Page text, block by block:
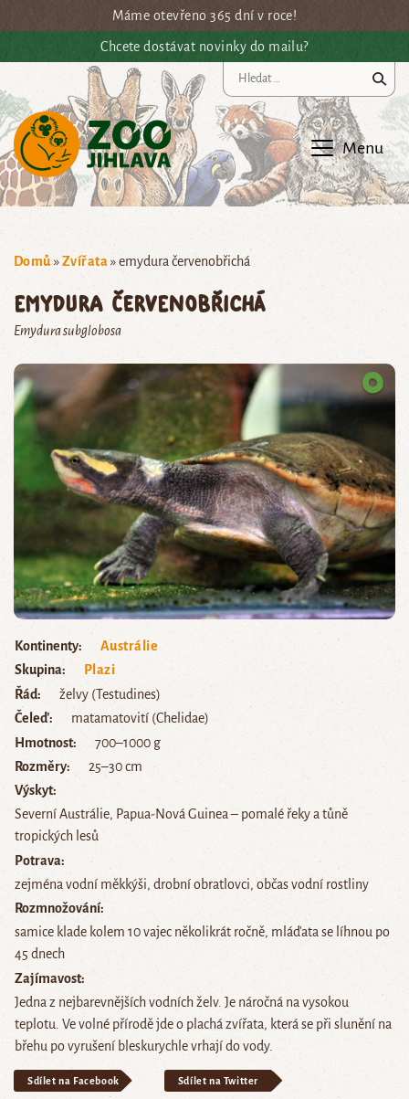
Přejít na hlavní obsahMáme otevřeno 365 dní v roce!
Chcete dostávat novinky do mailu?
Menu
Domů »Zvířata»emydura červenobřichá
emydura červenobřichá
Emydura subglobosa
Kontinenty
Austrálie
Skupina
Plazi
Řád
želvy (Testudines)
Čeleď
matamatovití (Chelidae)
Hmotnost
700‒1000 g
Rozměry
25‒30 cm
Výskyt
Severní Austrálie, Papua-Nová Guinea – pomalé řeky a tůně
tropických lesů
Potrava
zejména vodní měkkýši, drobní obratlovci, občas vodní rostliny
Rozmnožování
samice klade kolem 10 vajec několikrát ročně, mláďata se líhnou po
45 dnech
Zajímavost
Jedna z nejbarevnějších vodních želv. Je náročná na vysokou
teplotu. Ve volné přírodě jde o plachá zvířata, která se při slunění na
břehu po vyrušení bleskurychle vrhají do vody.
Sdílet na Facebook Sdílet na Twitter